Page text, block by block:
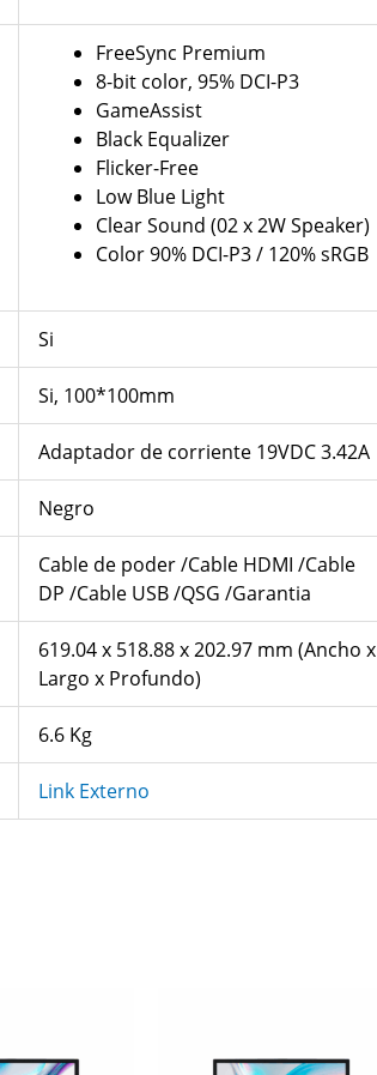
FreeSync Premium
8-bit color, 95% DCI-P3
GameAssist
Black Equalizer
Flicker-Free
Low Blue Light
Clear Sound (02 x 2W Speaker)
Color 9‎0% DCI-P3 / 120% sRGB
Si
Si, 1‎00*100mm
Adaptador de corriente 1‎9VDC 3.42A
Negro
Cable de poder /Cable HDMI /Cable
DP /Cable USB /QSG /Garantia
6‎19.04 x 518.88 x 202.97 mm (Ancho x
Largo x Profundo)
6‎.6 Kg
Link Externo